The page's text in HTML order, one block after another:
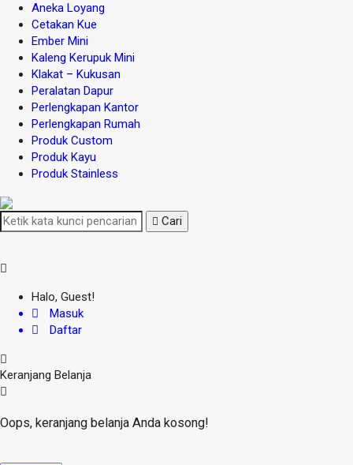
Aneka Loyang
Cetakan Kue
Ember Mini
Kaleng Kerupuk Mini
Klakat – Kukusan
Peralatan Dapur
Perlengkapan Kantor
Perlengkapan Rumah
Produk Custom
Produk Kayu
Produk Stainless
Cari
Halo, Guest!
Masuk
Daftar
Keranjang Belanja
Oops, keranjang belanja Anda kosong!